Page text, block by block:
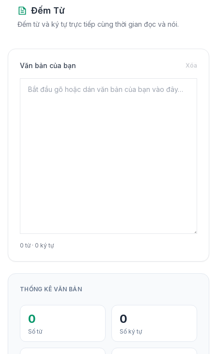
Đếm Từ
Đếm từ và ký tự trực tiếp cùng thời gian đọc và nói.
Văn bản của bạn Xóa
0 từ · 0 ký tự
THỐNG KÊ VĂN BẢN
0
Số từ
0
Số ký tự